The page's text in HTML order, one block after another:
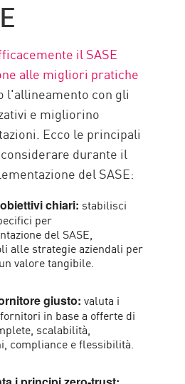
il SASE
alle migliori pratiche
l'allineamento con gli
e migliorino
Ecco le principali
durante il
del SASE:
chiari: stabilisci
per
del SASE,
alle strategie aziendali per
valore tangibile.
giusto: valuta i
in base a offerte di
scalabilità,
compliance e flessibilità.